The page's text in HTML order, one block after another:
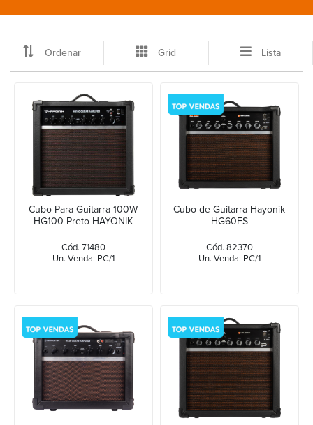
Ordenar Grid Lista
Cubo Para Guitarra 100W
HG100 Preto HAYONIK
Cód. 71480
Un. Venda: PC/1
Cubo de Guitarra Hayonik
HG60FS
Cód. 82370
Un. Venda: PC/1